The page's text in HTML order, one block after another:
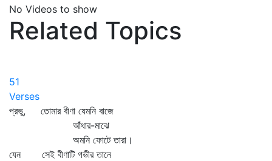
No Videos to show
Related Topics
51
Verses
প্রভু, তোমার বীণা যেমনি বাজে
আঁধার-মাঝে
অমনি ফোটে তারা।
যেন সেই বীণাটি গভীর তানে